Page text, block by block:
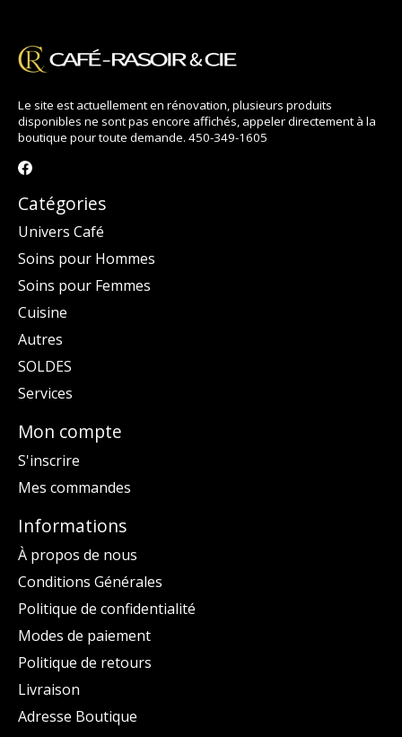
Le site est actuellement en rénovation, plusieurs produits
disponibles ne sont pas encore affichés, appeler directement à la
boutique pour toute demande. 450-349-1605
Catégories
Univers Café
Soins pour Hommes
Soins pour Femmes
Cuisine
Autres
SOLDES
Services
Mon compte
S'inscrire
Mes commandes
Informations
À propos de nous
Conditions Générales
Politique de confidentialité
Modes de paiement
Politique de retours
Livraison
Adresse Boutique